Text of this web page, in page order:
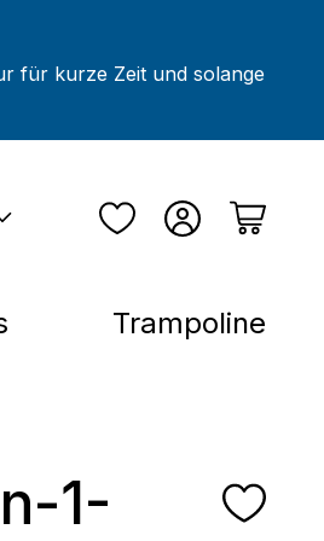
für kurze Zeit und solange
Trampoline
1-